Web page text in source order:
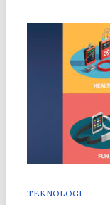
TEKNOLOGI